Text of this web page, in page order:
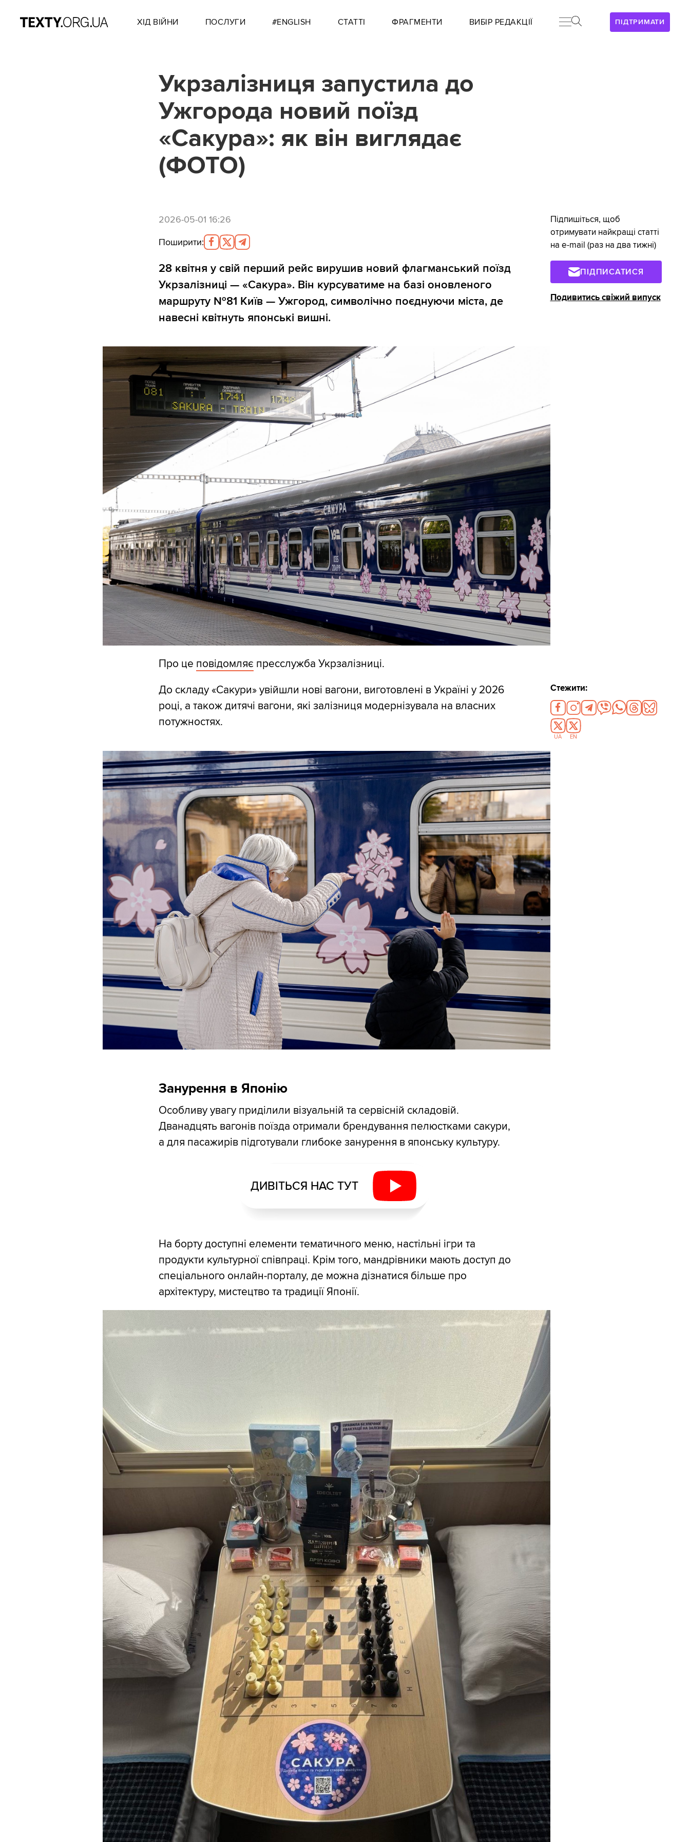
ПІДТРИМАТИ
ХІД ВІЙНИ ПОСЛУГИ #ENGLISH СТАТТІ ФРАГМЕНТИ ВИБІР РЕДАКЦІЇ
Укрзалізниця запустила до
Ужгорода новий поїзд
«Сакура»: як він виглядає
(ФОТО)
2026-05-01 16:26
Поширити:
28 квітня у свій перший рейс вирушив новий флагманський поїзд
Укрзалізниці — «Сакура». Він курсуватиме на базі оновленого
маршруту №81 Київ — Ужгород, символічно поєднуючи міста, де
навесні квітнуть японські вишні.
Про це повідомляє пресслужба Укрзалізниці.
До складу «Сакури» увійшли нові вагони, виготовлені в Україні у 2026
році, а також дитячі вагони, які залізниця модернізувала на власних
потужностях.
Занурення в Японію
Особливу увагу приділили візуальній та сервісній складовій.
Дванадцять вагонів поїзда отримали брендування пелюстками сакури,
а для пасажирів підготували глибоке занурення в японську культуру.
ДИВІТЬСЯ НАС ТУТ
На борту доступні елементи тематичного меню, настільні ігри та
продукти культурної співпраці. Крім того, мандрівники мають доступ до
спеціального онлайн-порталу, де можна дізнатися більше про
архітектуру, мистецтво та традиції Японії.
Підпишіться, щоб
отримувати найкращі статті
на e-mail (раз на два тижні)
ПІДПИСАТИСЯ
Подивитись свіжий випуск
Стежити:
UA EN